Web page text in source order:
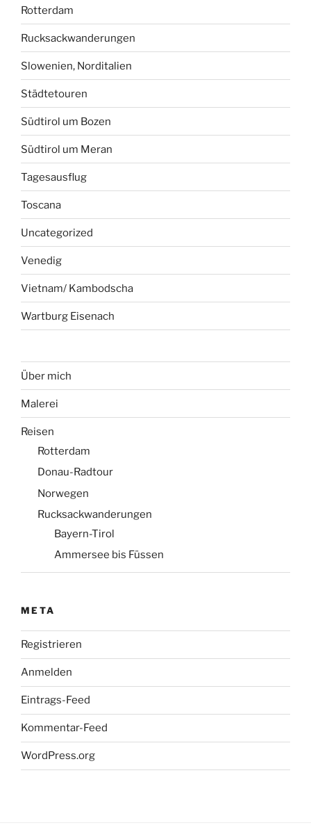
Rotterdam
Rucksackwanderungen
Slowenien, Norditalien
Städtetouren
Südtirol um Bozen
Südtirol um Meran
Tagesausflug
Toscana
Uncategorized
Venedig
Vietnam/ Kambodscha
Wartburg Eisenach
Über mich
Malerei
Reisen
Rotterdam
Donau-Radtour
Norwegen
Rucksackwanderungen
Bayern-Tirol
Ammersee bis Füssen
META
Registrieren
Anmelden
Eintrags-Feed
Kommentar-Feed
WordPress.org